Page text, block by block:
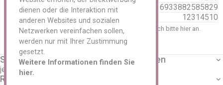
Zubehör
Aluminium
Anhänger
Stahl
Tieflader
Oldtimer
Reifen
Schläuche
EAN
6933882585829
HSN
12314510
Um Preise einzusehen und zu bestellen, melden Sie sich bitte hier an.
zurück
Service
jetzt Anmelden
Unternehmen
Rechtliches
dienen oder die Interaktion mit
anderen Websites und sozialen
Netzwerken vereinfachen sollen,
werden nur mit Ihrer Zustimmung
gesetzt.
Weitere Informationen finden Sie
hier.